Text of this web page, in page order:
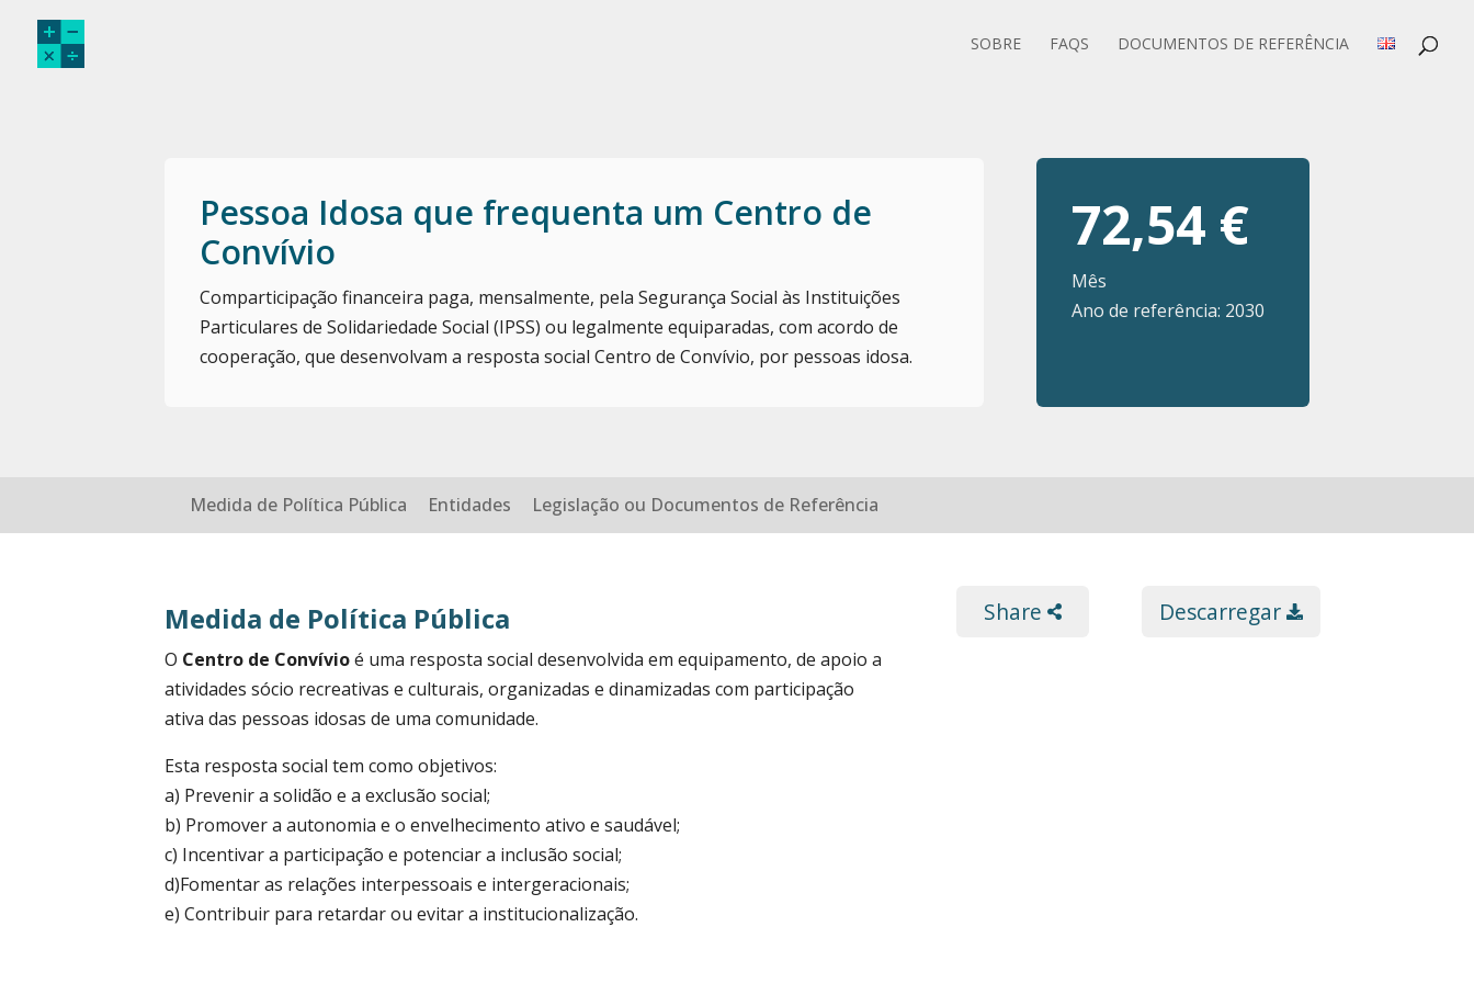
SOBRE FAQS DOCUMENTOS DE REFERÊNCIA
Pessoa Idosa que frequenta um Centro de
Convívio
Comparticipação financeira paga, mensalmente, pela Segurança Social às Instituições
Particulares de Solidariedade Social (IPSS) ou legalmente equiparadas, com acordo de
cooperação, que desenvolvam a resposta social Centro de Convívio, por pessoas idosa.
72,54 €
Mês
Ano de referência: 2030
Medida de Política Pública Entidades Legislação ou Documentos de Referência
Medida de Política Pública
O Centro de Convívioé uma resposta social desenvolvida em equipamento, de apoio a
atividades sócio recreativas e culturais, organizadas e dinamizadas com participação
ativa das pessoas idosas de uma comunidade.
Esta resposta social tem como objetivos:
a) Prevenir a solidão e a exclusão social;
b) Promover a autonomia e o envelhecimento ativo e saudável;
c) Incentivar a participação e potenciar a inclusão social;
d)Fomentar as relações interpessoais e intergeracionais;
e) Contribuir para retardar ou evitar a institucionalização.
Share Descarregar